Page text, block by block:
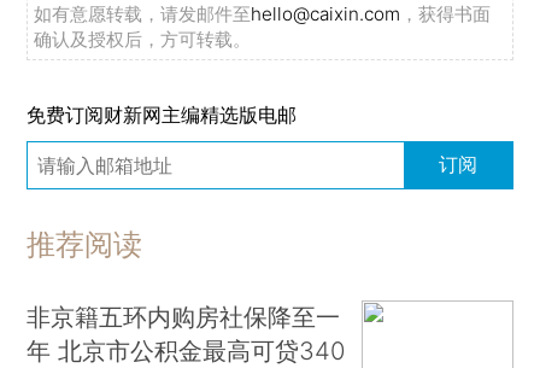
如有意愿转载，请发邮件至hello@caixin.com ，获得书面
确认及授权后，方可转载。
免费订阅财新网主编精选版电邮
订阅
推荐阅读
非京籍五环内购房社保降至一
年 北京市公积金最高可贷340